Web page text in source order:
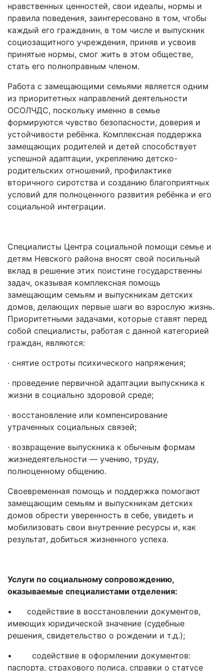
нравственных ценностей, свои идеалы, нормы и
правила поведения, заинтересовано в том, чтобы
каждый его гражданин, в том числе и выпускник
социозащитного учреждения, приняв и усвоив
принятые нормы, смог жить в этом обществе,
стать его полноправным членом.
Работа с замещающими семьями является одним
из приоритетных направлений деятельности
ОСОЛЧДС, поскольку именно в семье
формируются чувство безопасности, доверия и
устойчивости ребёнка. Комплексная поддержка
замещающих родителей и детей способствует
успешной адаптации, укреплению детско-
родительских отношений, профилактике
вторичного сиротства и созданию благоприятных
условий для полноценного развития ребёнка и его
социальной интеграции.
Специалисты Центра социальной помощи семье и
детям Невского района вносят свой посильный
вклад в решение этих поистине государственны
задач, оказывая комплексная помощь
замещающим семьям и выпускникам детских
домов, делающих первые шаги во взрослую жизнь.
Приоритетными задачами, которые ставят перед
собой специалисты, работая с данной категорией
граждан, являются:
· снятие остроты психического напряжения;
· проведение первичной адаптации выпускника к
жизни в социально здоровой среде;
· восстановление или компенсирование
утраченных социальных связей;
· возвращение выпускника к обычным формам
жизнедеятельности — учению, труду,
полноценному общению.
Своевременная помощь и поддержка помогают
замещающим семьям и выпускникам детских
домов обрести уверенность в себе, увидеть и
мобилизовать свои внутренние ресурсы и, как
результат, добиться жизненного успеха.
Услуги по социальному сопровождению,
оказываемые специалистами отделения:
• содействие в восстановлении документов,
имеющих юридической значение (судебные
решения, свидетельство о рождении и т.д.);
• содействие в оформлении документов:
паспорта, страхового полиса, справки о статусе